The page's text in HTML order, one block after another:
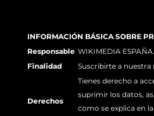
INFORMACIÓN BÁSICA SOBRE
Responsable WIKIMEDIA ESPAÑA.
Finalidad
Suscribirte a nuestra
Derechos
Tienes derecho a
suprimir los datos,
como se explica en